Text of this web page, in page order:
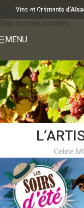
Skip to navigation
Skip to main content
Vins et Crémants
MENU
Céline